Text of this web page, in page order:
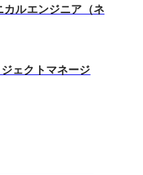
ルエンジニア（ネ
ェクトマネージ